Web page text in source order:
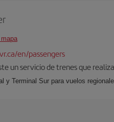
en/passengers
un servicio de trenes que
y Terminal Sur para vuelos